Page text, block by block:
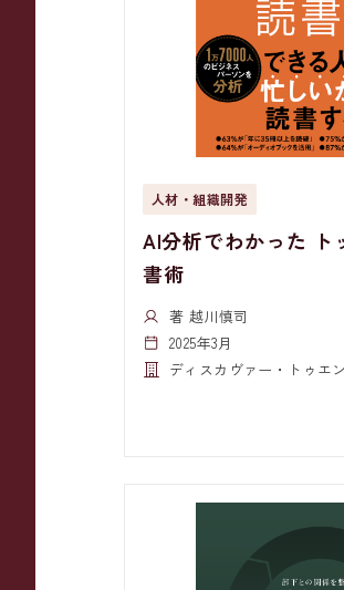
人材・組織開発
AI分析でわかった ト
書術
著 越川慎司
2025年3月
ディスカヴァー・トゥエ